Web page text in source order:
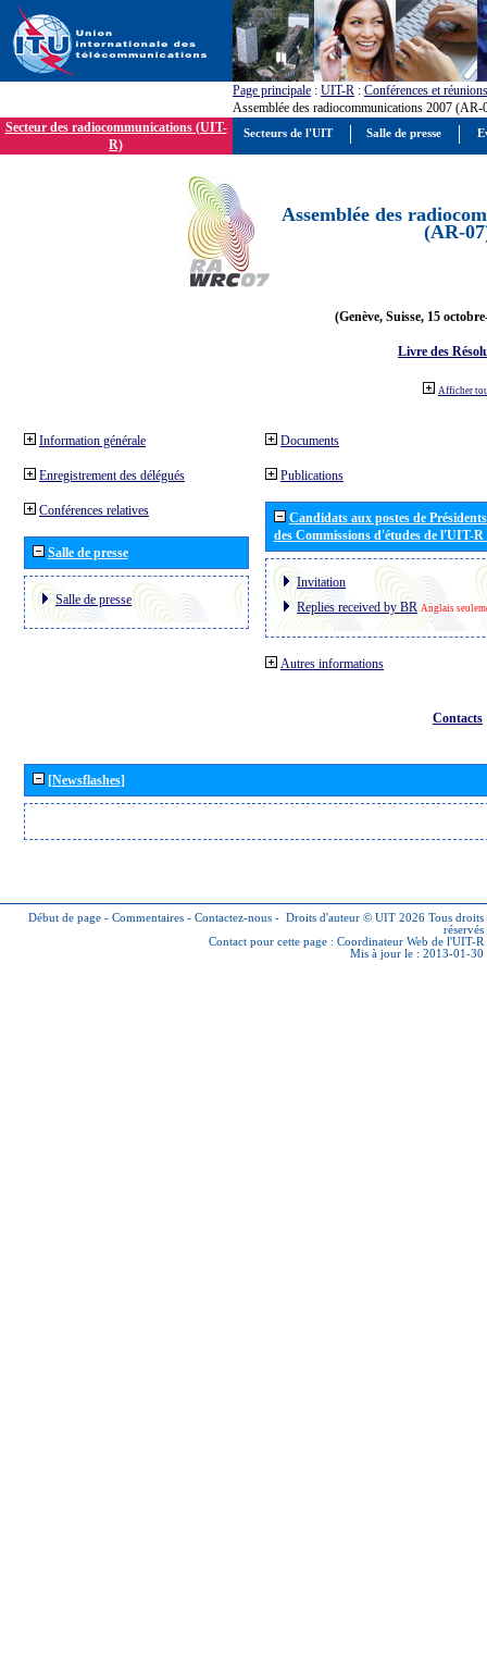
Page principale : UIT-R : Conférences et réunions
Assemblée des radiocommunications 2007 (AR-
Secteur des radiocommunications (UIT-
R)
Assemblée des
(AR-
(Genève, Suisse, 15
Livre des
Afficher
Information générale
Enregistrement des délégués
Conférences relatives
Salle de presse
Salle de presse
Documents
Publications
Candidats aux postes de
des Commissions d'études de l'UIT-
Invitation
Replies received by BR Anglais
Autres informations
Contacts
[Newsflashes]
Début de page - Commentaires - Contactez-nous - Droits d'auteur © UIT 2026 Tous droits
réservés
Contact pour cette page : Coordinateur Web de l'UIT-R
Mis à jour le : 2013-01-30
Secteurs de l'UIT Salle de presse